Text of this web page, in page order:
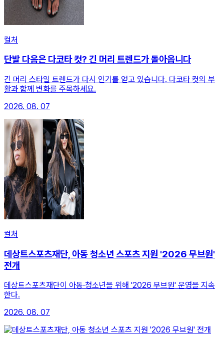
컬처
단발 다음은 다코타 컷? 긴 머리 트렌드가 돌아옵니다
긴 머리 스타일 트렌드가 다시 인기를 얻고 있습니다. 다코타 컷의 부
활과 함께 변화를 주목하세요.
2026. 08. 07
컬처
데상트스포츠재단, 아동 청소년 스포츠 지원 '2026 무브원'
전개
데상트스포츠재단이 아동·청소년을 위해 '2026 무브원' 운영을 지속
한다.
2026. 08. 07